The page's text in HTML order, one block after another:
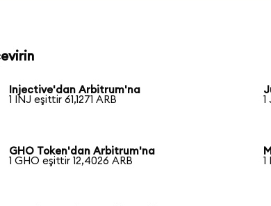
Injective'dan Arbitrum'na
1 INJ eşittir 61,1271 ARB
1
GHO Token'dan Arbitrum'na
1 GHO eşittir 12,4026 ARB
1